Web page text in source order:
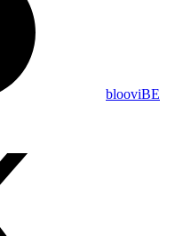
blooviBE